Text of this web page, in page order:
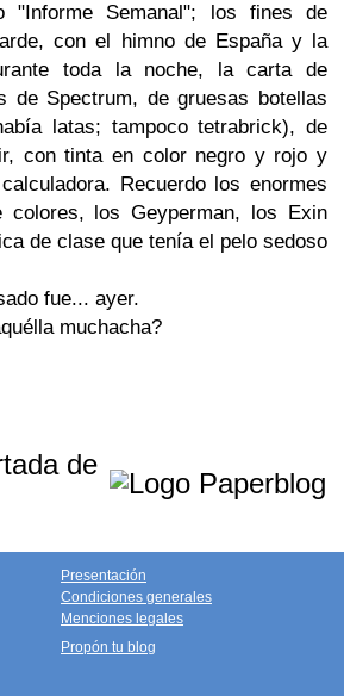
"Informe Semanal"; los fines de
con el himno de España y la
toda la noche, la carta de
de Spectrum, de gruesas botellas
latas; tampoco tetrabrick), de
con tinta en color negro y rojo y
Recuerdo los enormes
colores, los Geyperman, los Exin
de clase que tenía el pelo sedoso
fue... ayer.
muchacha?
de
Presentación
Condiciones generales
Menciones legales
Propón tu blog